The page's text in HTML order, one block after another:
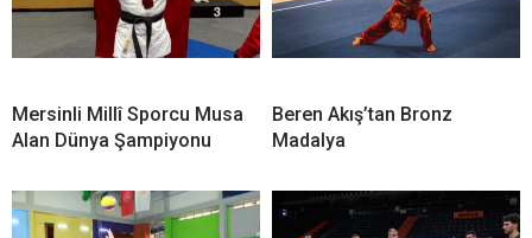
Mersinli Millî Sporcu Musa
Alan Dünya Şampiyonu
Beren Akış’tan Bronz
Madalya